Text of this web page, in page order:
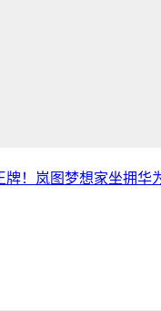
牌！岚图梦想家坐拥华